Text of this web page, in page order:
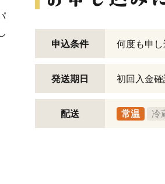
申込条件 何度も申
発送期日 初回入金
配送 常温 冷